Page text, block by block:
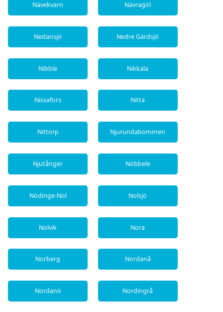
Nävekvarn Nävragöl
Nedansjö Nedre Gärdsjö
Nibble Nikkala
Nissafors Nitta
Nittorp Njurundabommen
Njutånger Nöbbele
Nödinge-Nol Nolsjö
Nolvik Nora
Norberg Nordanå
Nordanö Nordingrå